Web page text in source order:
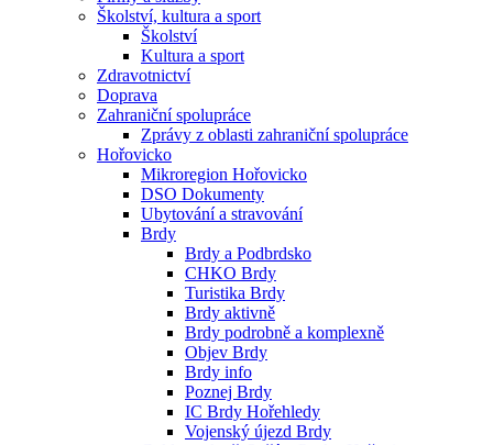
Školství, kultura a sport
Školství
Kultura a sport
Zdravotnictví
Doprava
Zahraniční spolupráce
Zprávy z oblasti zahraniční spolupráce
Hořovicko
Mikroregion Hořovicko
DSO Dokumenty
Ubytování a stravování
Brdy
Brdy a Podbrdsko
CHKO Brdy
Turistika Brdy
Brdy aktivně
Brdy podrobně a komplexně
Objev Brdy
Brdy info
Poznej Brdy
IC Brdy Hořehledy
Vojenský újezd Brdy